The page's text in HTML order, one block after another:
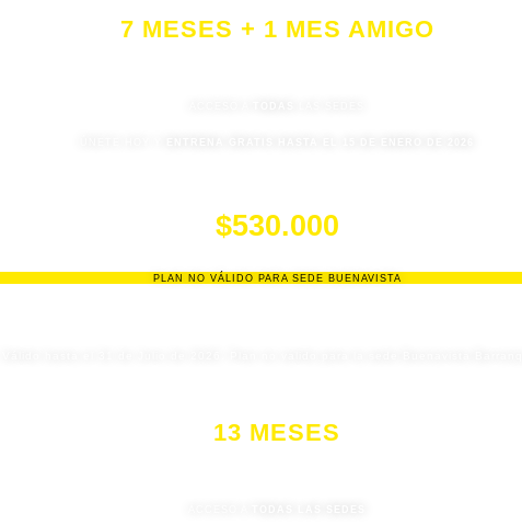
7 MESES + 1 MES AMIGO
$530.000
PLAN NO VÁLIDO PARA SEDE BUENAVISTA
13 MESES